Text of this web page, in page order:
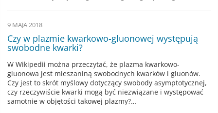
9 MAJA 2018
Czy w plazmie kwarkowo-gluonowej występują
swobodne kwarki?
W Wikipedii można przeczytać, że plazma kwarkowo-
gluonowa jest mieszaniną swobodnych kwarków i gluonów.
Czy jest to skrót myślowy dotyczący swobody asymptotycznej,
czy rzeczywiście kwarki mogą być niezwiązane i występować
samotnie w objętości takowej plazmy?…